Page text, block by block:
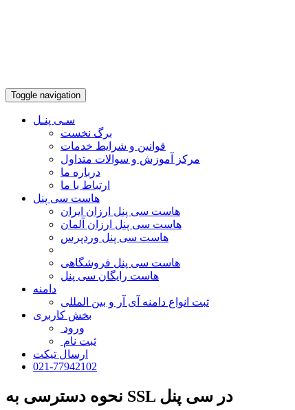
Toggle navigation
سـی پنـل
برگ نخست
قوانین و شرایط خدمات
مرکز آموزش و سوالات متداول
درباره ما
ارتباط با ما
هاست سی پنل
هاست سی پنل ارزان ایران
هاست سی پنل ارزان آلمان
هاست سی پنل وردپرس
هاست سی پنل فروشگاهی
هاست رایگان سی پنل
دامنه
ثبت انواع دامنه آی آر و بین المللی
بخش کاربری
ورود
ثبت نام
ارسال تیکت
021-77942102
نحوه دسترسی به SSL در سی پنل